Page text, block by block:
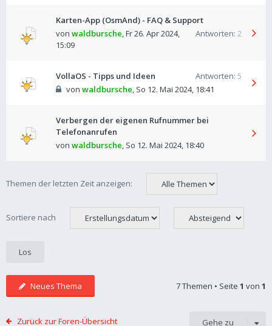
Karten-App (OsmAnd) - FAQ & Support
Antworten: 2
von waldbursche,Fr 26. Apr 2024,
15:09
VollaOS - Tipps und Ideen Antworten: 5
von waldbursche, So 12. Mai 2024, 18:41
Verbergen der eigenen Rufnummer bei
Telefonanrufen
von waldbursche, So 12. Mai 2024, 18:40
Themen der letzten Zeit anzeigen:
Sortiere nach
Neues Thema 7 Themen • Seite 1 von 1
Zurück zur Foren-Übersicht Gehe zu